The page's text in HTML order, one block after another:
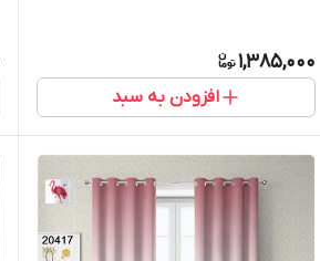
1,385,000
افزودن به سبد